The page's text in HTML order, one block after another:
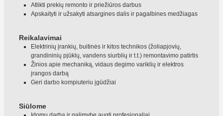
Atlikti prekių remonto ir priežiūros darbus
Apskaityti ir užsakyti atsargines dalis ir pagalbines medžiagas
Reikalavimai
Elektrinių įrankių, buitinės ir kitos technikos (žoliapjovių,
grandininių pjūklų, vandens siurblių ir t.t.) remontavimo patirtis
Žinios apie mechaniką, vidaus degimo variklių ir elektros
įrangos darbą
Geri darbo kompiuteriu įgūdžiai
Siūlome